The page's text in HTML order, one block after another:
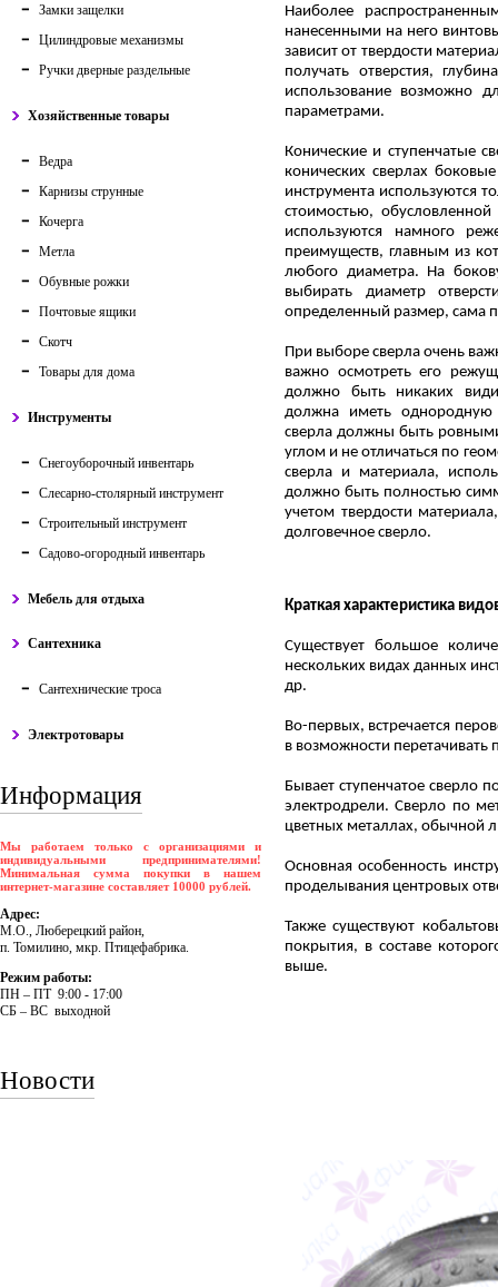
Замки защелки
Цилиндровые механизмы
Ручки дверные раздельные
Хозяйственные товары
Ведра
Карнизы струнные
Кочерга
Метла
Обувные рожки
Почтовые ящики
Скотч
Товары для дома
Инструменты
Снегоуборочный инвентарь
Слесарно-столярный инструмент
Строительный инструмент
Садово-огородный инвентарь
Мебель для отдыха
Сантехника
Сантехнические троса
Электротовары
Информация
Мы работаем только с организациями и
индивидуальными предпринимателями!
Минимальная сумма покупки в нашем
интернет-магазине составляет 10000 рублей.
Адрес:
М.О., Люберецкий район,
п. Томилино, мкр. Птицефабрика.
Режим работы:
ПH – ПT 9:00 - 17:00
CБ – BC выходной
Новости
Наиболее
нанесенными на него
зависит от твердости
получать отверстия,
использование возможно
параметрами.
Конические и ступенчатые
конических сверлах
инструмента используются
стоимостью,
используются намного
преимуществ, главным из
любого диаметра. На
выбирать диаметр
определенный размер, сама
При выборе сверла очень
важно осмотреть его
должно быть никаких
должна иметь
сверла должны быть
углом и не отличаться по
сверла и материала,
должно быть полностью
учетом твердости
долговечное сверло.
Краткая характеристика
Существует большое
нескольких видах данных
др.
Во-первых, встречается
в возможности перетачивать
Бывает ступенчатое сверло
электродрели. Сверло по
цветных металлах, обычной
Основная особенность
проделывания центровых
Также существуют
покрытия, в составе
выше.